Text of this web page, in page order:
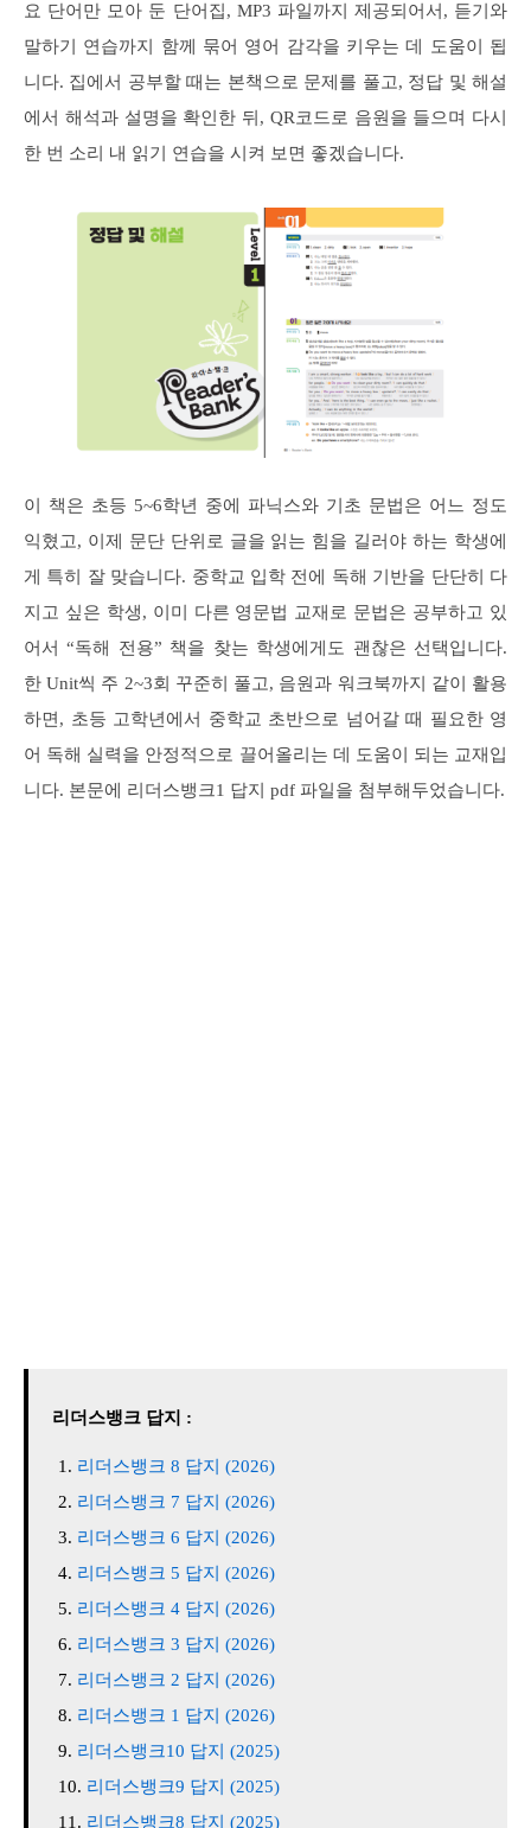
요 단어만 모아 둔 단어집, MP3 파일까지 제공되어서, 듣기와
말하기 연습까지 함께 묶어 영어 감각을 키우는 데 도움이 됩
니다. 집에서 공부할 때는 본책으로 문제를 풀고, 정답 및 해설
에서 해석과 설명을 확인한 뒤, QR코드로 음원을 들으며 다시
한 번 소리 내 읽기 연습을 시켜 보면 좋겠습니다.
이 책은 초등 5~6학년 중에 파닉스와 기초 문법은 어느 정도
익혔고, 이제 문단 단위로 글을 읽는 힘을 길러야 하는 학생에
게 특히 잘 맞습니다. 중학교 입학 전에 독해 기반을 단단히 다
지고 싶은 학생, 이미 다른 영문법 교재로 문법은 공부하고 있
어서 “독해 전용” 책을 찾는 학생에게도 괜찮은 선택입니다.
한 Unit씩 주 2~3회 꾸준히 풀고, 음원과 워크북까지 같이 활용
하면, 초등 고학년에서 중학교 초반으로 넘어갈 때 필요한 영
어 독해 실력을 안정적으로 끌어올리는 데 도움이 되는 교재입
니다. 본문에 리더스뱅크1 답지 pdf 파일을 첨부해두었습니다.
리더스뱅크 답지 :
리더스뱅크 8 답지 (2026)
리더스뱅크 7 답지 (2026)
리더스뱅크 6 답지 (2026)
리더스뱅크 5 답지 (2026)
리더스뱅크 4 답지 (2026)
리더스뱅크 3 답지 (2026)
리더스뱅크 2 답지 (2026)
리더스뱅크 1 답지 (2026)
리더스뱅크10 답지 (2025)
리더스뱅크9 답지 (2025)
리더스뱅크8 답지 (2025)